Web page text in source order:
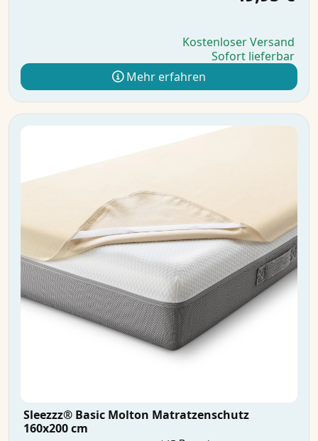
Kostenloser Versand
Sofort lieferbar
Mehr erfahren
Sleezzz® Basic Molton Matratzenschutz
160x200 cm